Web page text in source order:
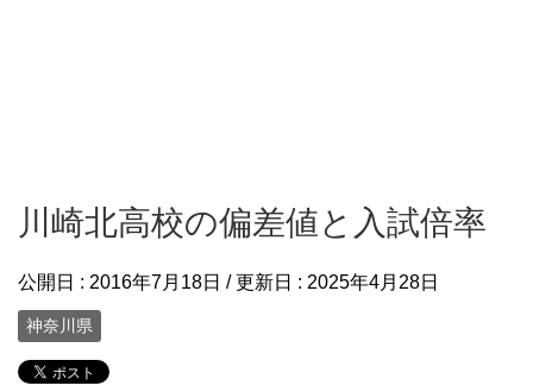
川崎北高校の偏差値と入試倍率
公開日 : 2016年7月18日 / 更新日 : 2025年4月28日
神奈川県